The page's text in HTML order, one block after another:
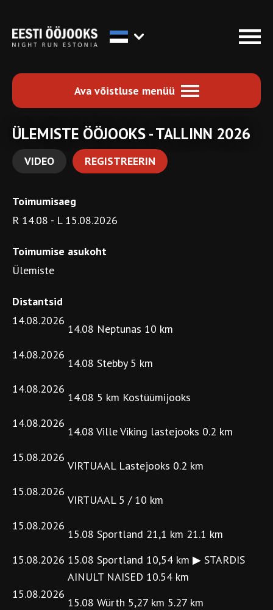
Ava võistluse menüü
ÜLEMISTE ÖÖJOOKS - TALLINN 2026
VIDEO REGISTREERIN
Toimumisaeg
R 14.08 - L 15.08.2026
Toimumise asukoht
Ülemiste
Distantsid
14.08.2026
14.08 Neptunas 10 km
14.08.2026
14.08 Stebby 5 km
14.08.2026
14.08 5 km Kostüümijooks
14.08.2026
14.08 Ville Viking lastejooks 0.2 km
15.08.2026
VIRTUAAL Lastejooks 0.2 km
15.08.2026
VIRTUAAL 5 / 10 km
15.08.2026
15.08 Sportland 21,1 km 21.1 km
15.08.2026 15.08 Sportland 10,54 km ▶ STARDIS
AINULT NAISED 10.54 km
15.08.2026
15.08 Würth 5,27 km 5.27 km